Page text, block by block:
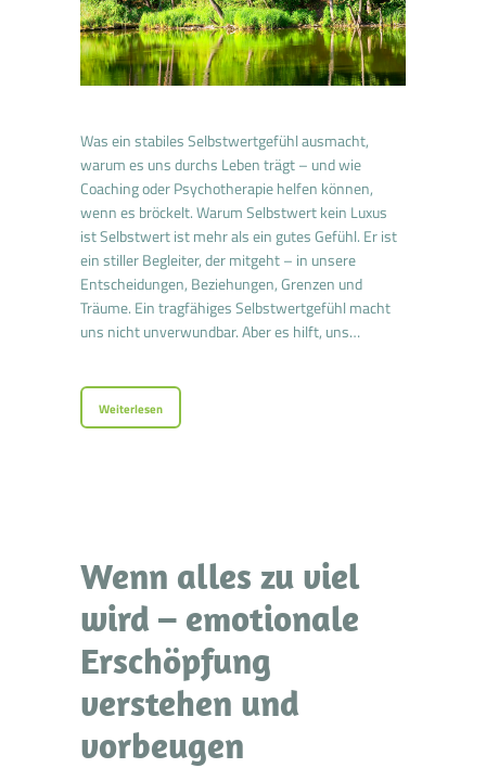
Was ein stabiles Selbstwertgefühl ausmacht,
warum es uns durchs Leben trägt – und wie
Coaching oder Psychotherapie helfen können,
wenn es bröckelt. Warum Selbstwert kein Luxus
ist Selbstwert ist mehr als ein gutes Gefühl. Er ist
ein stiller Begleiter, der mitgeht – in unsere
Entscheidungen, Beziehungen, Grenzen und
Träume. Ein tragfähiges Selbstwertgefühl macht
uns nicht unverwundbar. Aber es hilft, uns…
Weiterlesen
Wenn alles zu viel
wird – emotionale
Erschöpfung
verstehen und
vorbeugen